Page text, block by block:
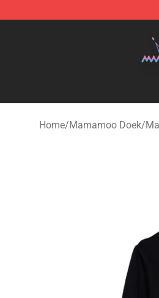
Mamamoo Store - Official
Home/Mamamoo Doek/